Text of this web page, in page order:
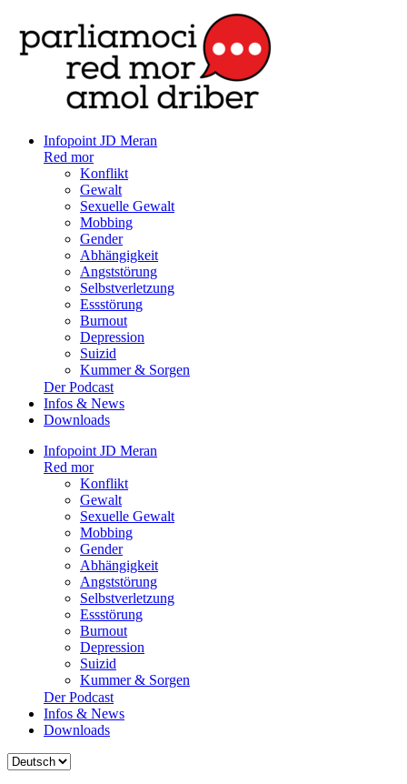
Infopoint JD Meran
Red mor
Konflikt
Gewalt
Sexuelle Gewalt
Mobbing
Gender
Abhängigkeit
Angststörung
Selbstverletzung
Essstörung
Burnout
Depression
Suizid
Kummer & Sorgen
Der Podcast
Infos & News
Downloads
Infopoint JD Meran
Red mor
Konflikt
Gewalt
Sexuelle Gewalt
Mobbing
Gender
Abhängigkeit
Angststörung
Selbstverletzung
Essstörung
Burnout
Depression
Suizid
Kummer & Sorgen
Der Podcast
Infos & News
Downloads
Sprache